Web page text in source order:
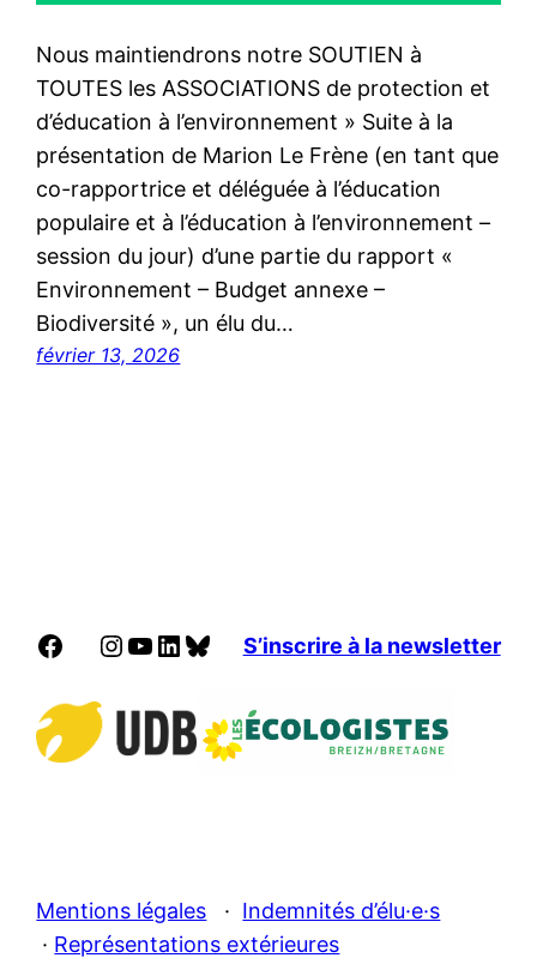
Nous maintiendrons notre SOUTIEN à
TOUTES les ASSOCIATIONS de protection et
d’éducation à l’environnement » Suite à la
présentation de Marion Le Frène (en tant que
co-rapportrice et déléguée à l’éducation
populaire et à l’éducation à l’environnement –
session du jour) d’une partie du rapport «
Environnement – Budget annexe –
Biodiversité », un élu du…
février 13, 2026
Facebook
Instagram
YouTube
LinkedIn
BlueskyS’inscrire à la newsletter
Mentions légales · Indemnités d’élu·e·s
· Représentations extérieures